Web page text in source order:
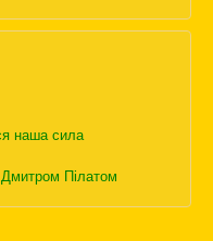
наша сила
Пілатом